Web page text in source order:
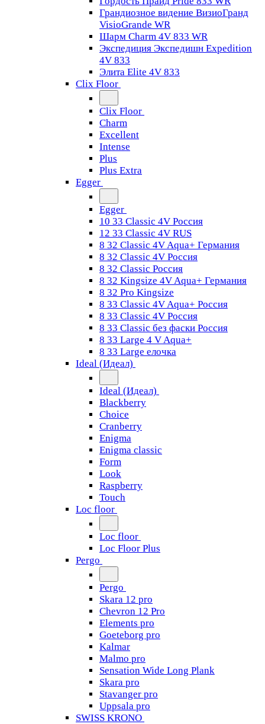
Грандиозное видение ВизиоГранд
VisioGrande WR
Шарм Charm 4V 833 WR
Экспедиция Экспедишн Expedition
4V 833
Элита Elite 4V 833
Clix Floor
Clix Floor
Charm
Excellent
Intense
Plus
Plus Extra
Egger
Egger
10 33 Classic 4V Россия
12 33 Classic 4V RUS
8 32 Classic 4V Aqua+ Германия
8 32 Classic 4V Россия
8 32 Classic Россия
8 32 Kingsize 4V Aqua+ Германия
8 32 Pro Kingsize
8 33 Classic 4V Aqua+ Россия
8 33 Classic 4V Россия
8 33 Classic без фаски Россия
8 33 Large 4 V Aqua+
8 33 Large елочка
Ideal (Идеал)
Ideal (Идеал)
Blackberry
Choice
Cranberry
Enigma
Enigma classic
Form
Look
Raspberry
Touch
Loc floor
Loc floor
Loc Floor Plus
Pergo
Pergo
Skara 12 pro
Chevron 12 Pro
Elements pro
Goeteborg pro
Kalmar
Malmo pro
Sensation Wide Long Plank
Skara pro
Stavanger pro
Uppsala pro
SWISS KRONO